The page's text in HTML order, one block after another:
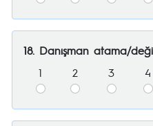
18. Danışman atama/
1
2 3 4